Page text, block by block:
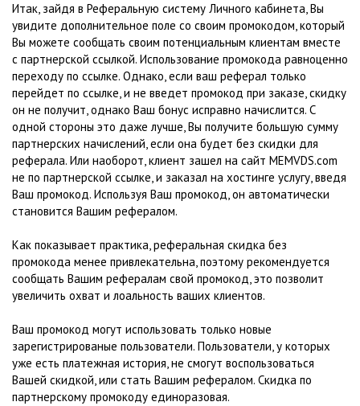
Итак, зайдя в Реферальную систему Личного кабинета, Вы
увидите дополнительное поле со своим промокодом, который
Вы можете сообщать своим потенциальным клиентам вместе
с партнерской ссылкой. Использование промокода равноценно
переходу по ссылке. Однако, если ваш реферал только
перейдет по ссылке, и не введет промокод при заказе, скидку
он не получит, однако Ваш бонус исправно начислится. С
одной стороны это даже лучше, Вы получите большую сумму
партнерских начислений, если она будет без скидки для
реферала. Или наоборот, клиент зашел на сайт MEMVDS.com
не по партнерской ссылке, и заказал на хостинге услугу, введя
Ваш промокод. Используя Ваш промокод, он автоматически
становится Вашим рефералом.
Как показывает практика, реферальная скидка без
промокода менее привлекательна, поэтому рекомендуется
сообщать Вашим рефералам свой промокод, это позволит
увеличить охват и лоальность ваших клиентов.
Ваш промокод могут использовать только новые
зарегистрированые пользователи. Пользователи, у которых
уже есть платежная история, не смогут воспользоваться
Вашей скидкой, или стать Вашим рефералом. Скидка по
партнерскому промокоду единоразовая.